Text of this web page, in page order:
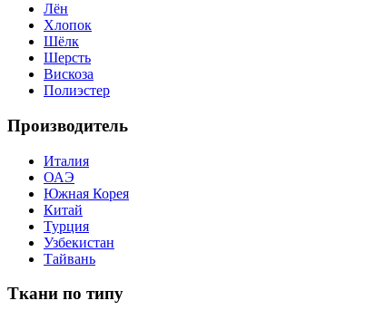
Лён
Хлопок
Шёлк
Шерсть
Вискоза
Полиэстер
Производитель
Италия
ОАЭ
Южная Корея
Китай
Турция
Узбекистан
Тайвань
Ткани по типу